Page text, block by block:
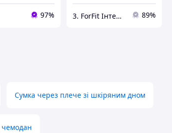
97% 3. ForFit Інтернет-магазин спортивних товарів 89%
Сумка через плече зі шкіряним дном